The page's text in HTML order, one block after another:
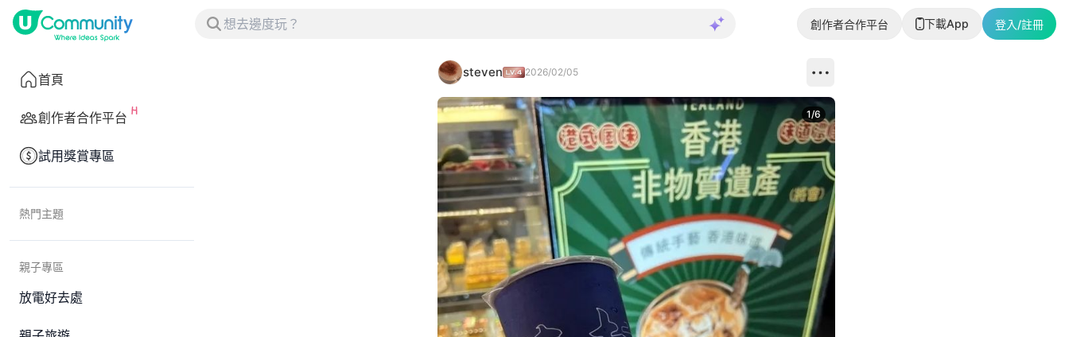
創作者合作平台 下載App 登入/註冊
首頁
創作者合作平台
試用獎賞專區
熱門主題
親子專區
放電好去處
steven 2026/02/05
1/6